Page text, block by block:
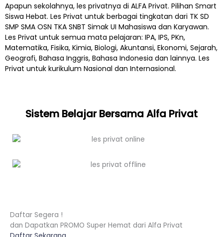
Apapun sekolahnya, les privatnya di ALFA Privat. Pilihan Smart
Siswa Hebat. Les Privat untuk berbagai tingkatan dari TK SD
SMP SMA OSN TKA SNBT Simak UI Mahasiswa dan Karyawan.
Les Privat untuk semua mata pelajaran: IPA, IPS, PKn,
Matematika, Fisika, Kimia, Biologi, Akuntansi, Ekonomi, Sejarah,
Geografi, Bahasa Inggris, Bahasa Indonesia dan lainnya. Les
Privat untuk kurikulum Nasional dan Internasional.
Sistem Belajar Bersama Alfa Privat
Daftar Segera !
dan Dapatkan PROMO Super Hemat dari Alfa Privat